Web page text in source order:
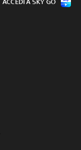
ACCEDI A SKY GO